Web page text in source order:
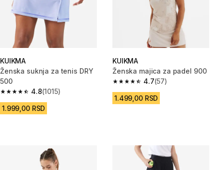
KUIKMA
Ženska suknja za tenis DRY
500
4.8
4.8 od 5 zvezdica from 1015 Recenzije
(1015)
1.999,00 RSD
KUIKMA
Ženska majica za padel 900
4.7
4.7 od 5 zvezdica from 57
(57)
1.499,00 RSD